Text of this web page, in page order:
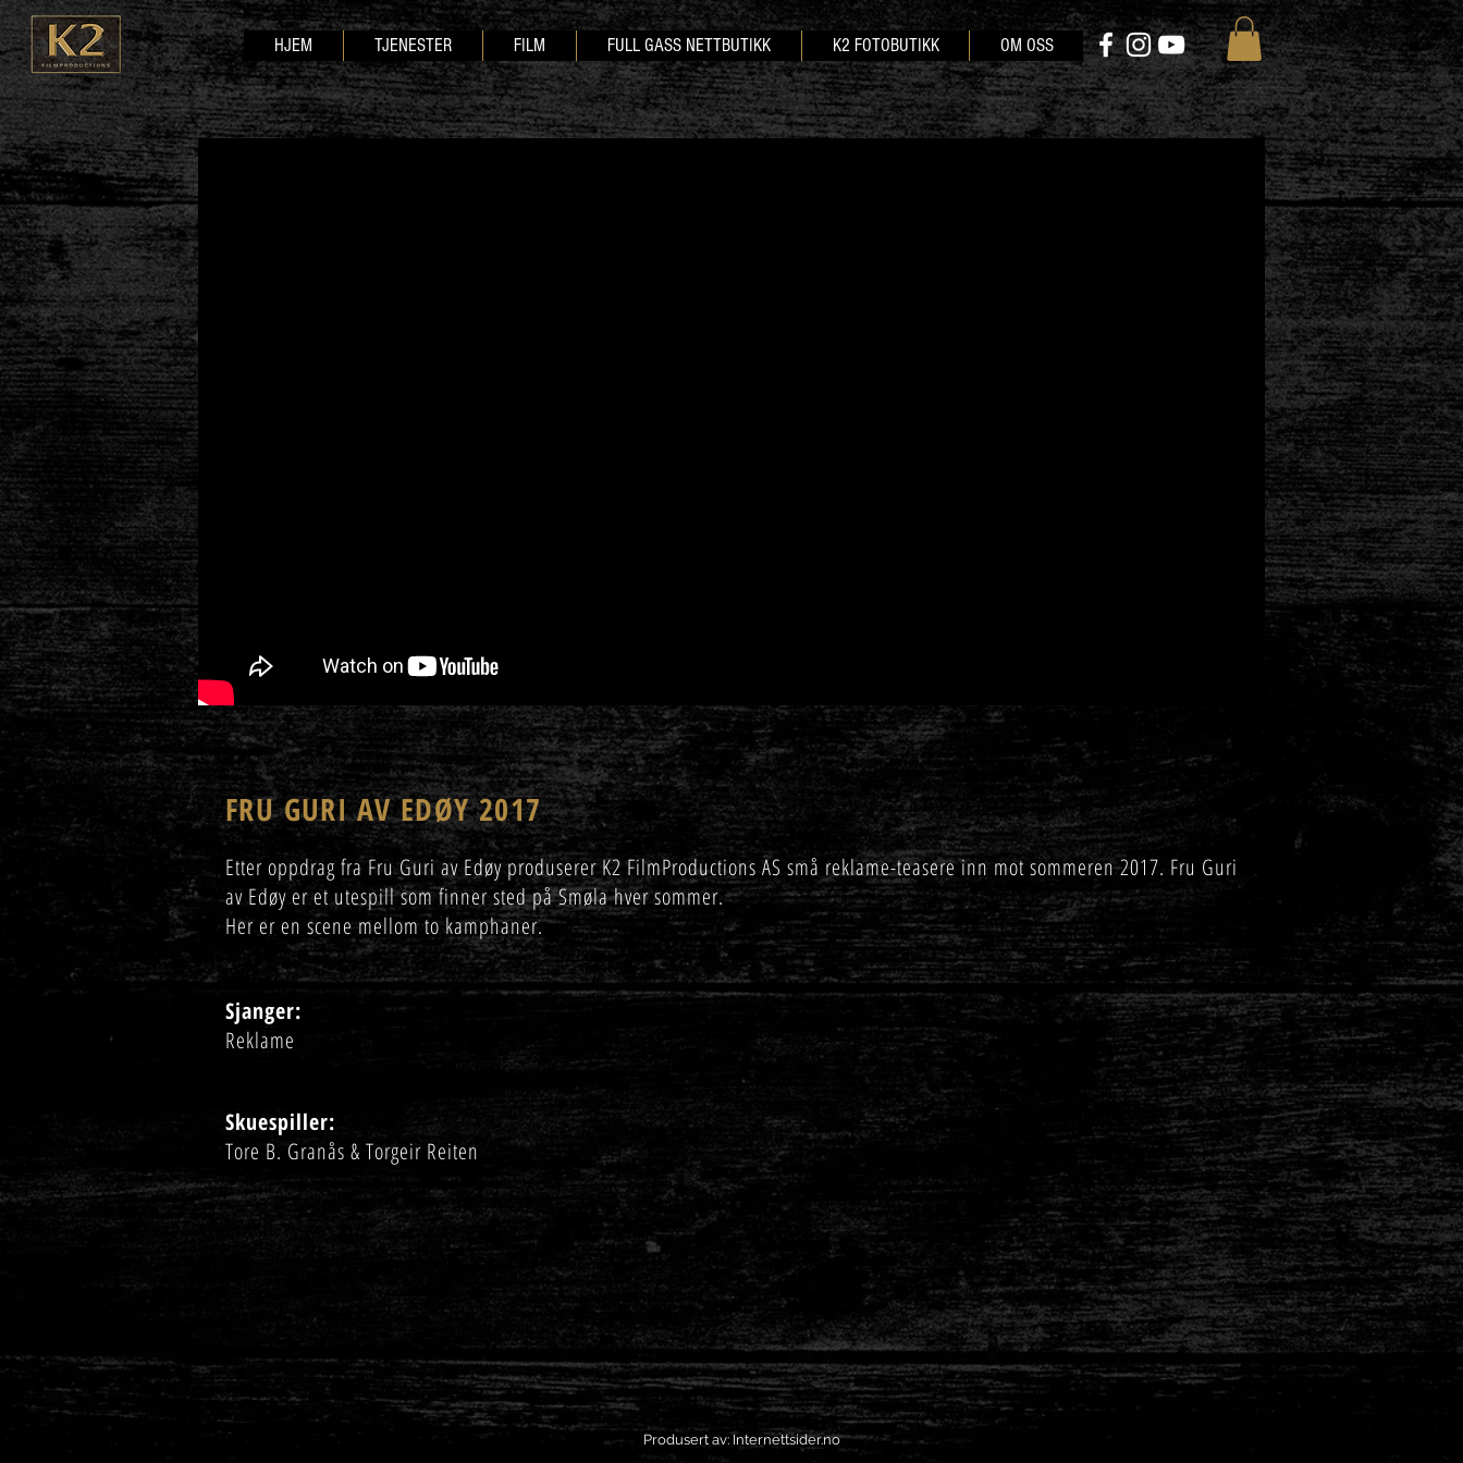
HJEM TJENESTER FILM FULL GASS NETTBUTIKK K2 FOTOBUTIKK OM OSS
FRU GURI AV EDØY 2017
Etter oppdrag fra Fru Guri av Edøy produserer K2 FilmProductions AS små reklame-teasere inn mot sommeren 2017. Fru Guri
av Edøy er et utespill som finner sted på Smøla hver sommer.
Her er en scene mellom to kamphaner.
Sjanger:
Reklame
Skuespiller:
Tore B. Granås & Torgeir Reiten
Produsert av: Internettsider.no